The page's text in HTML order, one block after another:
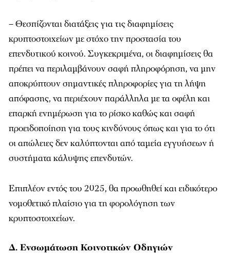
– Θεσπίζονται διατάξεις για τις διαφημίσεις
κρυπτοστοιχείων με στόχο την προστασία του
επενδυτικού κοινού. Συγκεκριμένα, οι διαφημίσεις θα
πρέπει να περιλαμβάνουν σαφή πληροφόρηση, να μην
αποκρύπτουν σημαντικές πληροφορίες για τη λήψη
απόφασης, να περιέχουν παράλληλα με τα οφέλη και
επαρκή ενημέρωση για το ρίσκο καθώς και σαφή
προειδοποίηση για τους κινδύνους όπως και για το ότι
οι απώλειες δεν καλύπτονται από ταμεία εγγυήσεων ή
συστήματα κάλυψης επενδυτών.
Επιπλέον εντός του 2025, θα προωθηθεί και ειδικότερο
νομοθετικό πλαίσιο για τη φορολόγηση των
κρυπτοστοιχείων.
Δ. Ενσωμάτωση Κοινοτικών Οδηγιών